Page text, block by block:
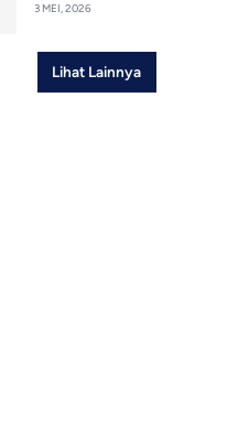
3 MEI, 2026
Lihat Lainnya